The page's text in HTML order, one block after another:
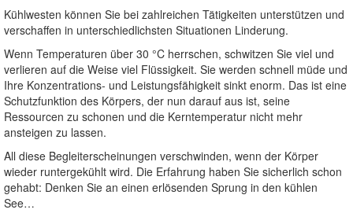
Kühlwesten können Sie bei zahlreichen Tätigkeiten unterstützen und
verschaffen in unterschiedlichsten Situationen Linderung.
Wenn Temperaturen über 30 °C herrschen, schwitzen Sie viel und
verlieren auf die Weise viel Flüssigkeit. Sie werden schnell müde und
Ihre Konzentrations- und Leistungsfähigkeit sinkt enorm. Das ist eine
Schutzfunktion des Körpers, der nun darauf aus ist, seine
Ressourcen zu schonen und die Kerntemperatur nicht mehr
ansteigen zu lassen.
All diese Begleiterscheinungen verschwinden, wenn der Körper
wieder runtergekühlt wird. Die Erfahrung haben Sie sicherlich schon
gehabt: Denken Sie an einen erlösenden Sprung in den kühlen
See…